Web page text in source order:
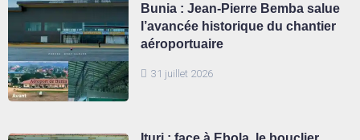
31 juillet 2026
Bunia : Jean-Pierre Bemba salue
l’avancée historique du chantier
aéroportuaire